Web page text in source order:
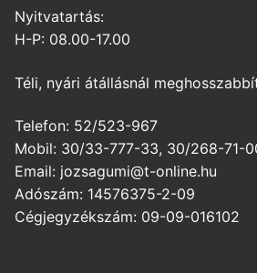
Nyitvatartás:
H-P: 08.00-17.00
Téli, nyári átállásnál
Telefon: 52/523-967
Mobil: 30/33-777-33, 30/268-71-
Email: jozsagumi@t-online.hu
Adószám: 14576375-2-09
Cégjegyzékszám: 09-09-016102